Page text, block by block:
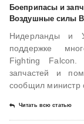
Боеприпасы и
Воздушные силы
Нидерланды и
поддержке
Fighting
запчастей и
сообщил министр
Читать всю статью